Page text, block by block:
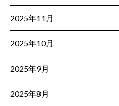
2025年11月
2025年10月
2025年9月
2025年8月